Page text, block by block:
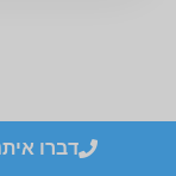
גרבי לחץ
חגורות לבקע
דברו